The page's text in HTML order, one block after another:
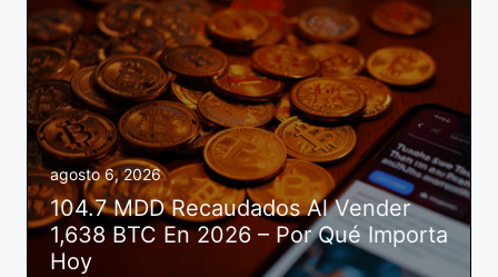
agosto 6, 2026
104.7 MDD Recaudados Al Vender
1,638 BTC En 2026 – Por Qué Importa
Hoy